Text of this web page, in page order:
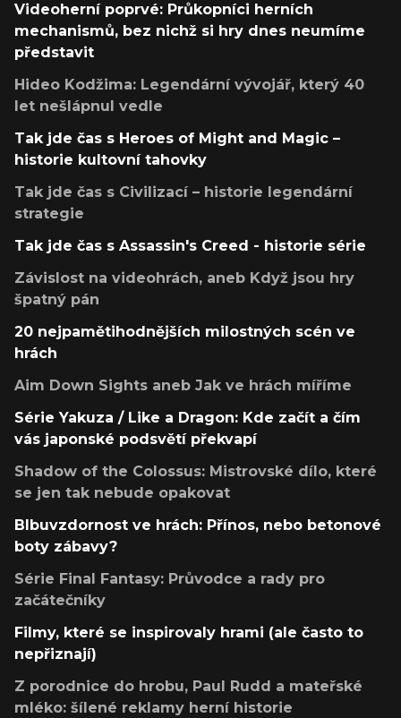
Videoherní poprvé: Průkopníci herních
mechanismů, bez nichž si hry dnes neumíme
představit
Hideo Kodžima: Legendární vývojář, který 40
let nešlápnul vedle
Tak jde čas s Heroes of Might and Magic –
historie kultovní tahovky
Tak jde čas s Civilizací – historie legendární
strategie
Tak jde čas s Assassin's Creed - historie série
Závislost na videohrách, aneb Když jsou hry
špatný pán
20 nejpamětihodnějších milostných scén ve
hrách
Aim Down Sights aneb Jak ve hrách míříme
Série Yakuza / Like a Dragon: Kde začít a čím
vás japonské podsvětí překvapí
Shadow of the Colossus: Mistrovské dílo, které
se jen tak nebude opakovat
Blbuvzdornost ve hrách: Přínos, nebo betonové
boty zábavy?
Série Final Fantasy: Průvodce a rady pro
začátečníky
Filmy, které se inspirovaly hrami (ale často to
nepřiznají)
Z porodnice do hrobu, Paul Rudd a mateřské
mléko: šílené reklamy herní historie